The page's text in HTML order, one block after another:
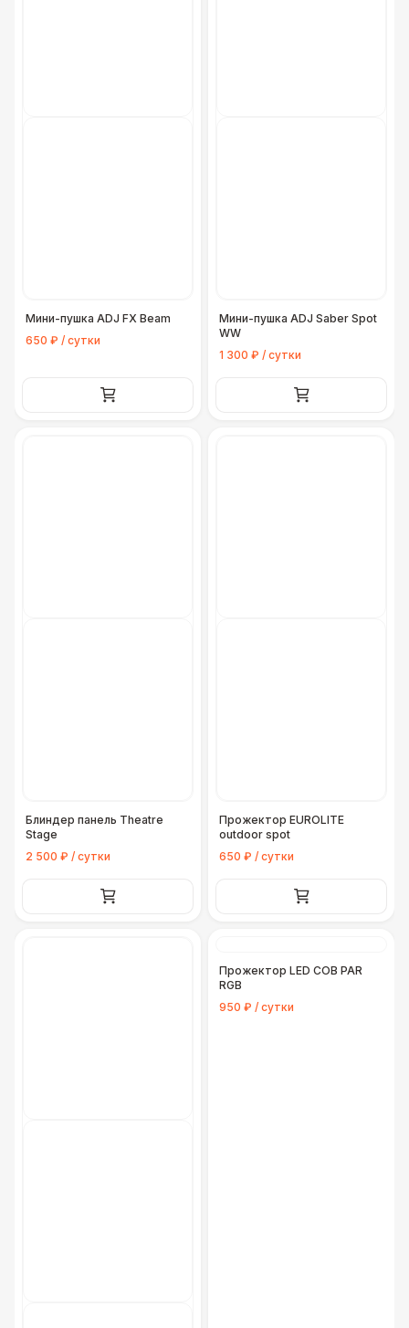
Мини-пушка ADJ FX Beam
650 ₽ / сутки
Мини-пушка ADJ Saber Spot
WW
1 300 ₽ / сутки
Блиндер панель Theatre
Stage
2 500 ₽ / сутки
Прожектор EUROLITE
outdoor spot
650 ₽ / сутки
Прожектор LED COB PAR
RGB
950 ₽ / сутки